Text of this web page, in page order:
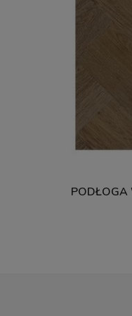
PODŁOGA